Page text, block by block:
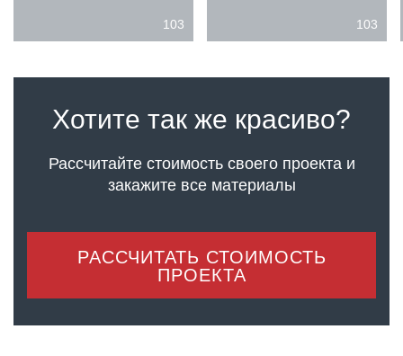
103 103
Хотите так же красиво?
Рассчитайте стоимость своего проектаи
закажите все материалы
РАССЧИТАТЬ СТОИМОСТЬ
ПРОЕКТА